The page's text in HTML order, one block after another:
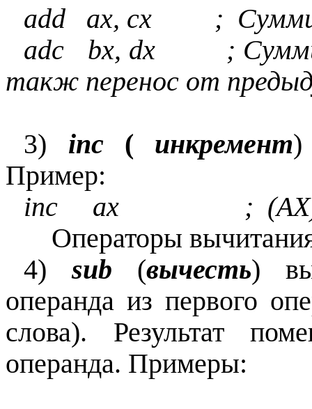
add ax, cx ;
adc bx, dx ;
такж перенос от
3) inc ( инкремент)
Пример:
inc ax ; (АХ)
Операторы
4)sub (вычесть)
операнда из первого
слова). Результат
операнда. Примеры: